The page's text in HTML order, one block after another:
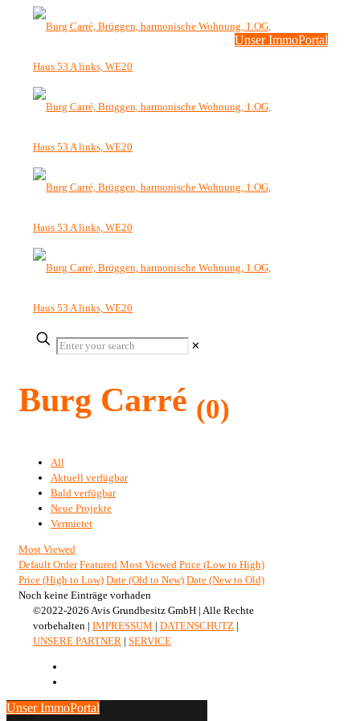
Unser ImmoPortal
✕
Burg Carré (0)
All
Aktuell verfügbar
Bald verfügbar
Neue Projekte
Vermietet
Most Viewed
Default Order Featured Most Viewed Price (Low to High)
Price (High to Low) Date (Old to New) Date (New to Old)
Noch keine Einträge vorhaden
©2022-2026 Avis Grundbesitz GmbH | Alle Rechte
vorbehalten | IMPRESSUM | DATENSCHUTZ |
UNSERE PARTNER | SERVICE
Unser ImmoPortal